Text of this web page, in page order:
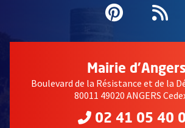
Pinterest
, Ouvre
Mairie d'Angers
Boulevard de la Résistance et de la
80011 49020 ANGERS
02 41 05 40